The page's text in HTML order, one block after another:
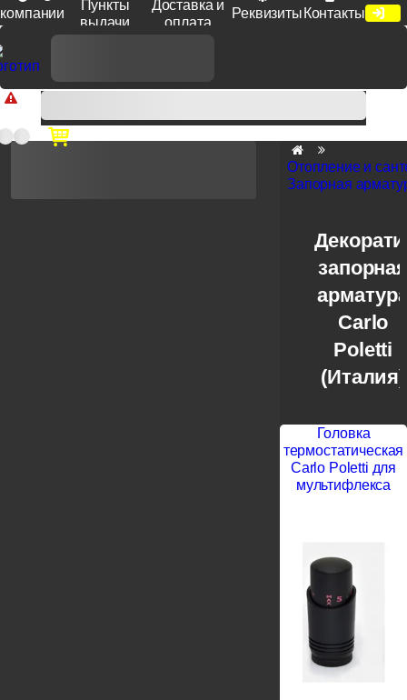
компании
Пункты
выдачи
Доставка и
оплата
Реквизиты Контакты
Доп. скидка от цен на сайте 7% при заказе от 50 тыс. руб
продукции Venezia, Fratelli, Tupai, Extreza, Melodia, Forme при
оплате по счету.
Отопление и
Запорная
запорная
Carlo
Poletti
(Италия)
Головка
термостатическая
Carlo Poletti для
мультифлекса